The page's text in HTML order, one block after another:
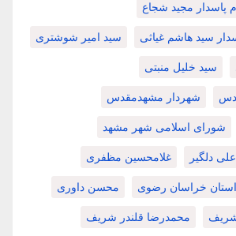
پاسدار مجید شجاع
سید هاشم غیاثی سید امیر شوشتری
سید خلیل منبتی
شهردار مشهدمقدس
شورای اسلامی شهر مشهد
علی دلگیر غلامحسین مظفری
استان خراسان رضوی محسن داوری
شریف محمدرضا قلندر شریف